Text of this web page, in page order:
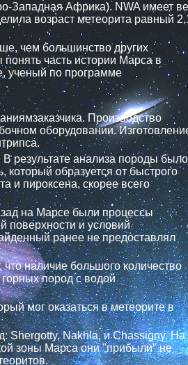
Западная Африка). NWA имеет
возраст метеорита равный
чем большинство других
часть истории Марса в
ученый по программе
Производство
оборудовании.
результате анализа породы было
который образуется от быстрого
и пироксена, скорее всего
на Марсе были процессы
поверхности и условий
ранее не предоставлял
наличие большого количество
пород с водой
мог оказаться в метеорите в
Shergotty, Nakhla, и Chassigny. На
зоны Марса они "прибыли" не